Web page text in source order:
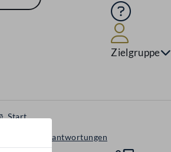
Hilfe
Zielgruppe
Start
Anfragen & Beantwortungen